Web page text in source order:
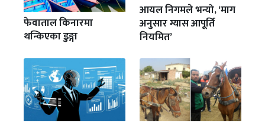
फेवाताल किनारमा
थन्किएका डुङ्गा
आयल निगमले भन्यो, ‘माग
अनुसार ग्यास आपूर्ति
नियमित’